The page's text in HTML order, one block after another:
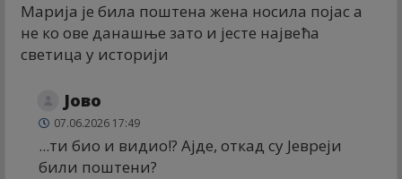
Марија је била поштена жена носила појас а
не ко ове данашње зато и јесте највећа
светица у историји
Јово
07.06.2026 17:49
...ти био и видио!? Ајде, откад су Јевреји
били поштени?